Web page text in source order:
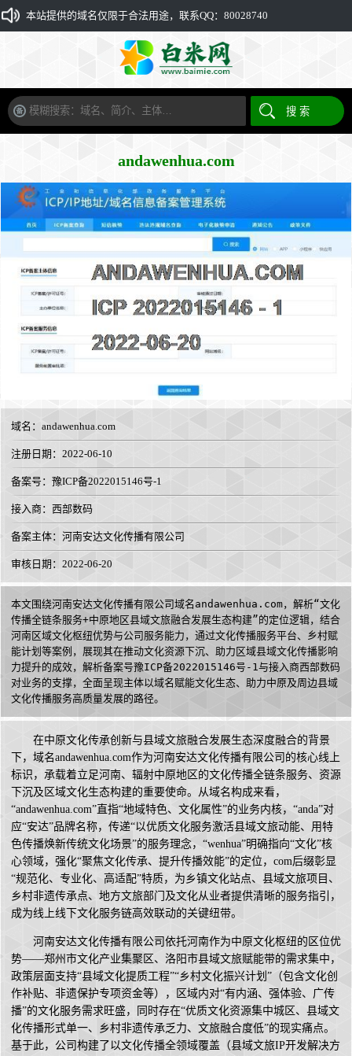
本站提供的域名仅限于合法用途，联系QQ：80028740
andawenhua.com
域名： andawenhua.com
注册日期：2022-06-10
备案号：豫ICP备2022015146号-1
接入商： 西部数码
备案主体：河南安达文化传播有限公司
审核日期：2022-06-20
本文围绕河南安达文化传播有限公司域名andawenhua.com，解析“文化
传播全链条服务+中原地区县域文旅融合发展生态构建”的定位逻辑，结合
河南区域文化枢纽优势与公司服务能力，通过文化传播服务平台、乡村赋
能计划等案例，展现其在推动文化资源下沉、助力区域县域文化传播影响
力提升的成效，解析备案号豫ICP备2022015146号-1与接入商西部数码
对业务的支撑，全面呈现主体以域名赋能文化生态、助力中原及周边县域
文化传播服务高质量发展的路径。
在中原文化传承创新与县域文旅融合发展生态深度融合的背景
下，域名andawenhua.com作为河南安达文化传播有限公司的核心线上
标识，承载着立足河南、辐射中原地区的文化传播全链条服务、资源
下沉及区域文化生态构建的重要使命。从域名构成来看，
“andawenhua.com”直指“地域特色、文化属性”的业务内核，“anda”对
应“安达”品牌名称，传递“以优质文化服务激活县域文旅动能、用特
色传播焕新传统文化场景”的服务理念，“wenhua”明确指向“文化”核
心领域，强化“聚焦文化传承、提升传播效能”的定位，com后缀彰显
“规范化、专业化、高适配”特质，为乡镇文化站点、县域文旅项目、
乡村非遗传承点、地方文旅部门及文化从业者提供清晰的服务指引，
成为线上线下文化服务链高效联动的关键纽带。
河南安达文化传播有限公司依托河南作为中原文化枢纽的区位优
势——郑州市文化产业集聚区、洛阳市县域文旅赋能带的需求集中，
政策层面支持“县域文化提质工程”“乡村文化振兴计划”（包含文化创
作补贴、非遗保护专项资金等），区域内对“有内涵、强体验、广传
播”的文化服务需求旺盛，同时存在“优质文化资源集中城区、县域文
化传播形式单一、乡村非遗传承乏力、文旅融合度低”的现实痛点。
基于此，公司构建了以文化传播全领域覆盖（县域文旅IP开发解决方